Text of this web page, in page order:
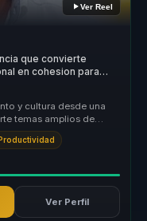
Ver Reel
que convierte
en cohesion para
y cultura desde una
temas amplios de
Productividad
Ver Perfil